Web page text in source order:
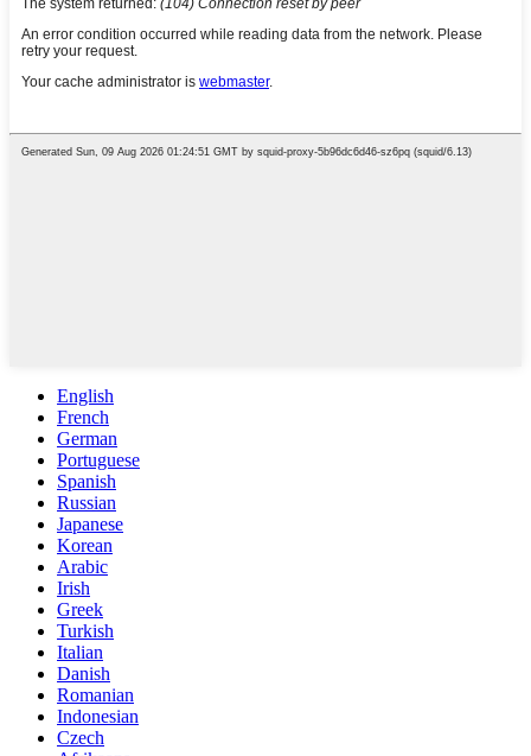
English
French
German
Portuguese
Spanish
Russian
Japanese
Korean
Arabic
Irish
Greek
Turkish
Italian
Danish
Romanian
Indonesian
Czech